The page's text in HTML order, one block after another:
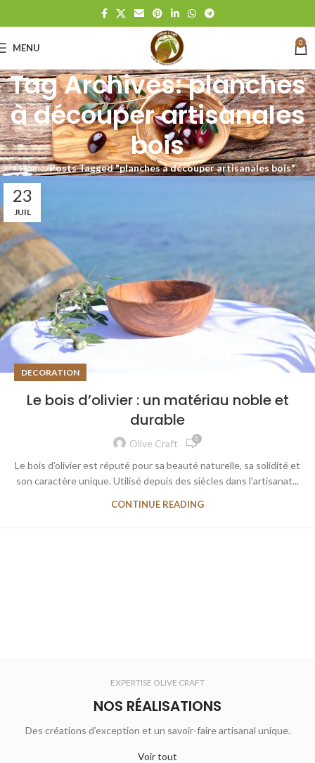
MENU 0
Tag Archives: planches
à découper artisanales
bois
Home Posts Tagged "planches à découper artisanales bois"
23
JUIL
DECORATION
Le bois d’olivier : un matériau noble et
durable
Olive Craft 0
Le bois d’olivier est réputé pour sa beauté naturelle, sa solidité et
son caractère unique. Utilisé depuis des siècles dans l'artisanat...
CONTINUE READING
EXPERTISE OLIVE CRAFT
NOS RÉALISATIONS
Des créations d’exception et un savoir-faire artisanal unique.
Voir tout